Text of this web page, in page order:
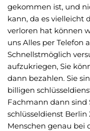
gekommen ist, und
kann, da es vielleicht
verloren hat können
uns Alles per Telefon
Schnellstmöglich
aufzukriegen, Sie
dann bezahlen. Sie
billigen
Fachmann dann sind
schlüsseldienst
Menschen genau bei